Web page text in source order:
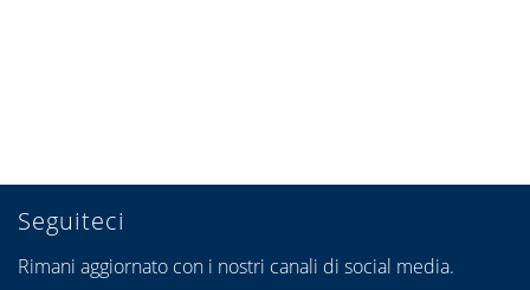
Seguiteci
Rimani aggiornato con i nostri canali di social media.